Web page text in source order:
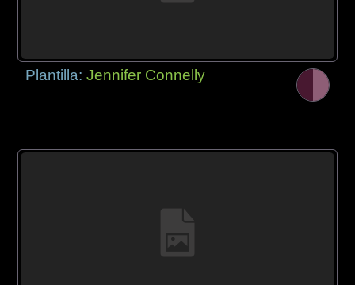
Plantilla:Jennifer Connelly